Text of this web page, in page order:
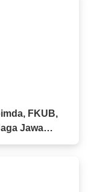
FKUB,
Jawa